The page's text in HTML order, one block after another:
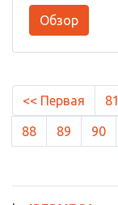
Обзор
<< Первая 81
88 89 90